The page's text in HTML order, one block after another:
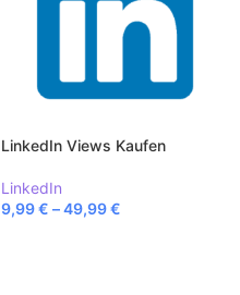
LinkedIn Views Kaufen
LinkedIn
9,99€ –49,99€